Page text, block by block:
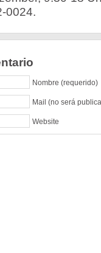
0024.
Nombre (requerido)
Mail (no será
Website